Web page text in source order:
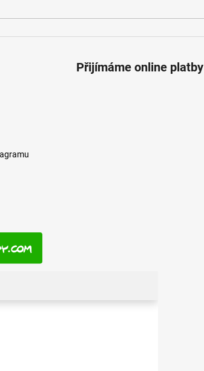
Přijímáme online platby